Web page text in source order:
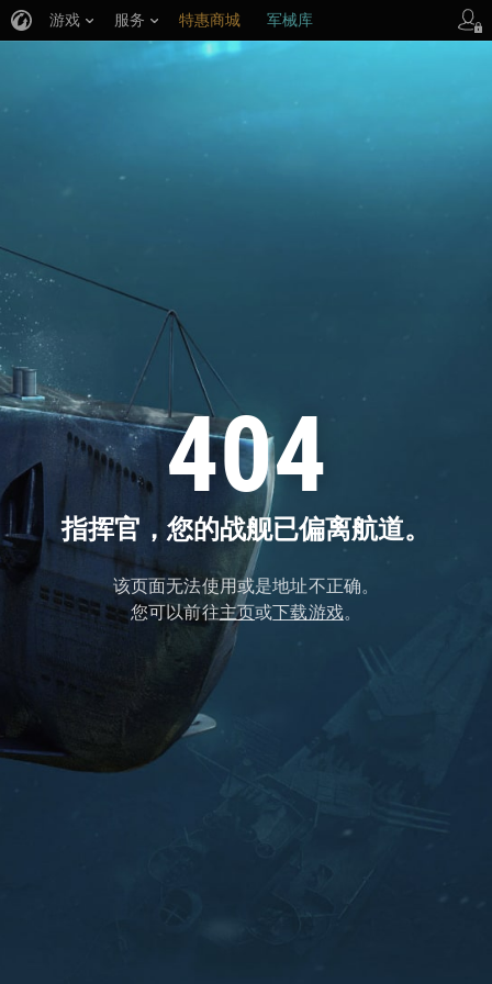
404
指挥官，您的战舰已偏离航道。
该页面无法使用或是地址不正确。
您可以前往主页或下载游戏。
游戏 服务 特惠商城 军械库